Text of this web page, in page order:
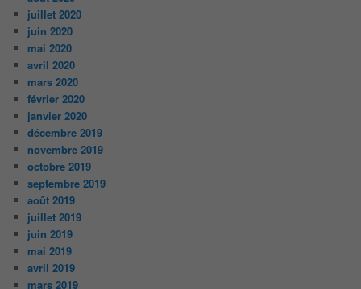
juillet 2020
juin 2020
mai 2020
avril 2020
mars 2020
février 2020
janvier 2020
décembre 2019
novembre 2019
octobre 2019
septembre 2019
août 2019
juillet 2019
juin 2019
mai 2019
avril 2019
mars 2019